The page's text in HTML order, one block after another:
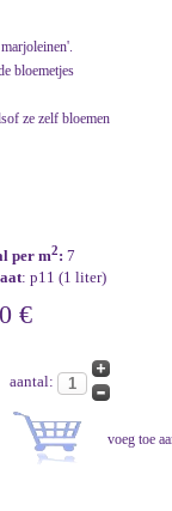
bloemetjes
ze zelf bloemen
per m2: 7
: p11 (1 liter)
€
aantal: